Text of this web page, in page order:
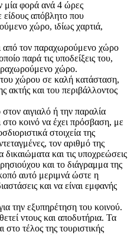
μία φορά ανά 4 ώρες
απόβλητο που
χώρο, ιδίως χαρτιά,
από τον παραχωρούμενο χώρο
παρά τις υποδείξεις του,
χώρο.
χώρου σε καλή κατάσταση,
ακτής και του περιβάλλοντος
αιγιαλό ή την παραλία
στο κοινό να έχει πρόσβαση, με
στοιχεία της
τον αριθμό της
και τις υποχρεώσεις
και το διάγραμμα της
αυτό μεριμνά ώστε η
και να είναι εμφανής
την εξυπηρέτηση του κοινού.
ντους και αποδυτήρια. Τα
στο τέλος της τουριστικής